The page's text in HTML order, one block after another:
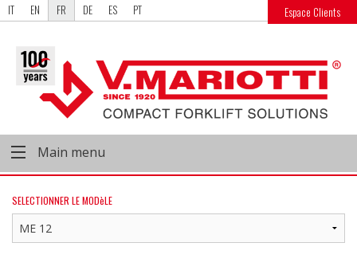
IT EN FR DE ES PT Espace Clients
Main menu
SELECTIONNER LE MODèLE